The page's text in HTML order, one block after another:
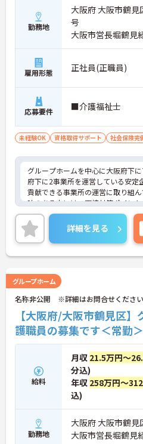
勤務地
大阪府 大阪市鶴
号
大阪市営長堀鶴見
分
雇用形態 正社員(正職員)
応募要件 ■介護福祉士
未経験OK 資格取得サポート 社会保険完
グループホームを中心に大阪府下
府下に2事業所を運営している安定
貢献できる事業所の運営に取り組
味のある方には、面接対策ポイン
細をお話しいたしますのでお気軽
い！
詳細を見る
グループホーム
名称非公開 ※詳細はお問合せください
【大阪府/大阪市鶴見区
護職員の募集です＜常勤＞
給料
月収 21.5万円～
分込)
年収 258万円～
込)
勤務地
大阪府 大阪市鶴見
大阪市営長堀鶴見